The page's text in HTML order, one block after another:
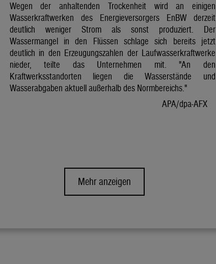
Wegen der anhaltenden Trockenheit wird an einigen
Wasserkraftwerken des Energieversorgers EnBW derzeit
deutlich weniger Strom als sonst produziert. Der
Wassermangel in den Flüssen schlage sich bereits jetzt
deutlich in den Erzeugungszahlen der Laufwasserkraftwerke
nieder, teilte das Unternehmen mit. "An den
Kraftwerksstandorten liegen die Wasserstände und
Wasserabgaben aktuell außerhalb des Normbereichs."
APA/dpa-AFX
Mehr anzeigen